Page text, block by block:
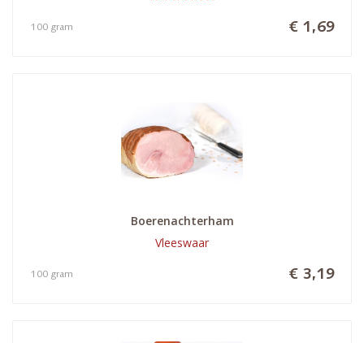
€ 1,69
100 gram
Boerenachterham
Vleeswaar
€ 3,19
100 gram